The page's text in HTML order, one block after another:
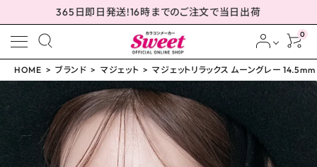
365日即日発送!16時までのご注文で当日出荷
0
meeting_room ログイン person 会員登録
HOME ブランド マジェット マジェットリラックス ムーングレー 14.5mm